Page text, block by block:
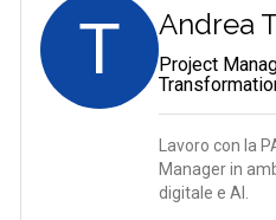
T Andrea
Project
Lavoro con la
Manager in
digitale e AI.